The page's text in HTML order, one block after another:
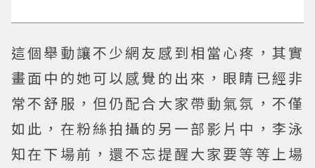
這個舉動讓不少網友感到相當心疼，其實
畫面中的她可以感覺的出來，眼睛已經非
常不舒服，但仍配合大家帶動氣氛，不僅
如此，在粉絲拍攝的另一部影片中，李泳
知在下場前，還不忘提醒大家要等等上場